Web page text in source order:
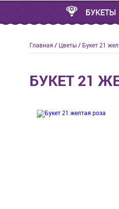
БУКЕТЫ
Главная / Цветы/ Букет 21
БУКЕТ 21